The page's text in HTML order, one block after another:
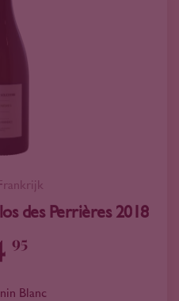
Frankrijk
des Perrières 2018
95
Blanc